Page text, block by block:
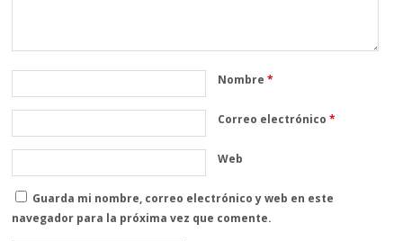
Nombre*
Correo electrónico*
Web
Guarda mi nombre, correo electrónico y web en este
navegador para la próxima vez que comente.